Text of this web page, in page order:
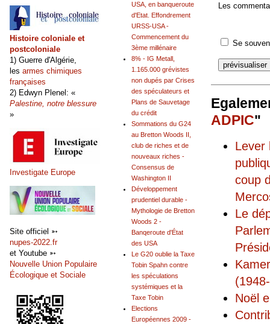
Les
Se
ADPIC"
Lever
coup
Le
Noël
USA, en banqueroute
d'Etat. Effondrement
URSS-USA -
Commencement du
3ème millénaire
8% - IG Metall,
1.165.000 grévistes
non dupés par Crises
des spéculateurs et
Plans de Sauvetage
du crédit
Sommations du G24
au Bretton Woods II,
club de riches et de
nouveaux riches -
Consensus de
Washington II
Développement
prudentiel durable -
Mythologie de Bretton
Woods 2 -
Banqeroute d'État
des USA
Le G20 oublie la Taxe
Tobin Spahn contre
les spéculations
systémiques et la
Taxe Tobin
Elections
Européennes 2009 -
Histoire coloniale et
postcoloniale
1) Guerre d'Algérie,
les armes chimiques
françaises
2) Edwyn Plenel: «
Palestine, notre blessure
»
Investigate Europe
Site officiel ➳
nupes-2022.fr
et Youtube ➳
Nouvelle Union Populaire
Écologique et Sociale